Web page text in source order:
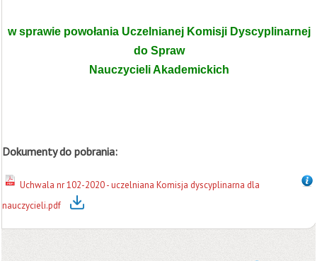
w sprawie powołania Uczelnianej Komisji Dyscyplinarnej
do Spraw
Nauczycieli Akademickich
Dokumenty do pobrania:
Uchwala nr 102-2020 - uczelniana Komisja dyscyplinarna dla
nauczycieli.pdf